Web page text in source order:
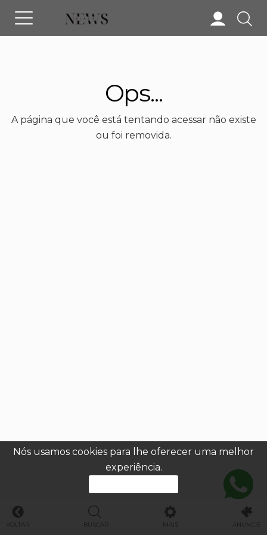
Nós usamos cookies para lhe oferecer uma melhor
experiência.
Ops...
A página que você está tentando acessar não existe
ou foi removida.
VOLTAR BUSCAR MAIS ANUNCIE